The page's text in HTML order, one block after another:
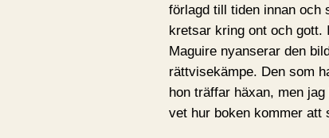
förlagd till tiden innan och
kretsar kring ont och gott.
Maguire nyanserar den
rättvisekämpe. Den som
hon träffar häxan, men
vet hur boken kommer att